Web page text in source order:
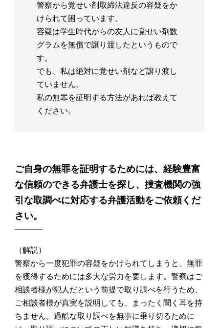
警察から覚せい剤取締法違反の容疑をか
けられて困っています。
容疑は学生時代からの友人に覚せい剤数
グラムを無償で譲り渡したというもので
す。
でも、私は絶対に覚せい剤など譲り渡し
ていません。
私の無罪を証明する方法があれば教えて
ください。
ご自身の無罪を証明するためには、経験豊富
な信頼のできる弁護士を探し、捜査機関の強
引な取調べに対応する弁護活動をご依頼くだ
さい。
（解説）
警察から一度犯罪の容疑をかけられてしまうと、無罪
を獲得するためには多大な労力を要します。警察はご
相談者様が犯人だという前提で取り調べを行うため、
ご相談者様が真実を説明しても、まったく聞く耳を持
ちません。過酷な取り調べを無事に乗り切るために